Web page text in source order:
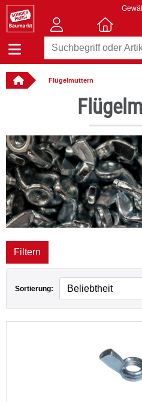
Flügelmuttern
online bestellbar
Filtern
Sortierung: